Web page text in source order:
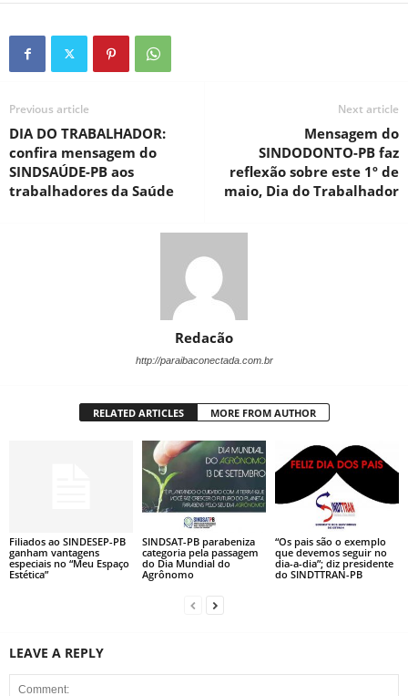
Previous article
DIA DO TRABALHADOR:
confira mensagem do
SINDSAÚDE-PB aos
trabalhadores da Saúde
Next article
Mensagem do
SINDODONTO-PB faz
reflexão sobre este 1º de
maio, Dia do Trabalhador
Redacão
http://paraibaconectada.com.br
RELATED ARTICLES MORE FROM AUTHOR
Filiados ao SINDESEP-PB
ganham vantagens
especiais no “Meu Espaço
Estética”
SINDSAT-PB parabeniza
categoria pela passagem
do Dia Mundial do
Agrônomo
“Os pais são o exemplo
que devemos seguir no
dia-a-dia”; diz presidente
do SINDTTRAN-PB
LEAVE A REPLY